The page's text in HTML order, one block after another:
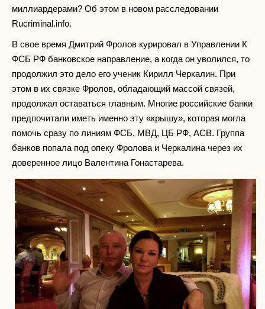
миллиардерами? Об этом в новом расследовании
Rucriminal.info.
В свое время Дмитрий Фролов курировал в Управлении К
ФСБ РФ банковское направление, а когда он уволился, то
продолжил это дело его ученик Кирилл Черкалин. При
этом в их связке Фролов, обладающий массой связей,
продолжал оставаться главным. Многие российские банки
предпочитали иметь именно эту «крышу», которая могла
помочь сразу по линиям ФСБ, МВД, ЦБ РФ, АСВ. Группа
банков попала под опеку Фролова и Черкалина через их
доверенное лицо Валентина Гонастарева.